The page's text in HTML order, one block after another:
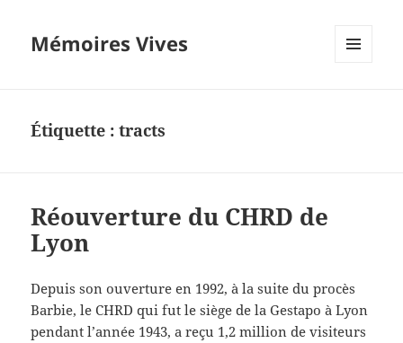
Mémoires Vives
Étiquette :tracts
Réouverture du CHRD de
Lyon
Depuis son ouverture en 1992, à la suite du procès
Barbie, le CHRD qui fut le siège de la Gestapo à Lyon
pendant l’année 1943, a reçu 1,2 million de visiteurs